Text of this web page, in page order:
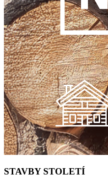
STAVBY STOLETÍ